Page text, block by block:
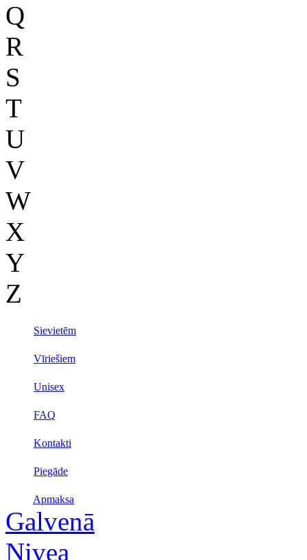
Q
R
S
T
U
V
W
X
Y
Z
Sievietēm
Vīriešiem
Unisex
FAQ
Kontakti
Piegāde
Apmaksa
Galvenā
Nivea